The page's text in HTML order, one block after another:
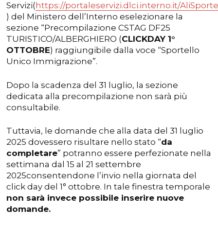
Servizi( https://portaleservizi.dlci.interno.it/
) del Ministero dell’Interno eselezionare la
sezione “Precompilazione CSTAG DF25
TURISTICO/ALBERGHIERO (CLICKDAY 1°
OTTOBRE) raggiungibile dalla voce “Sportello
Unico Immigrazione”.
Dopo la scadenza del 31 luglio, la sezione
dedicata alla precompilazione non sarà più
consultabile.
Tuttavia, le domande che alla data del 31 luglio
2025 dovessero risultare nello stato “da
completare” potranno essere perfezionate nella
settimana dal 15 al 21 settembre
2025consentendone l’invio nella giornata del
click day del 1° ottobre. In tale finestra temporale
non sarà invece possibile inserire nuove
domande.